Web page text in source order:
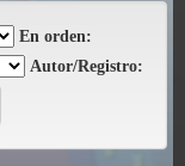
En orden:
Autor/Registro: